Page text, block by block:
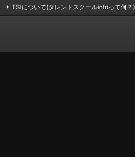
TSIについて(タレントスクールinfoって何？)